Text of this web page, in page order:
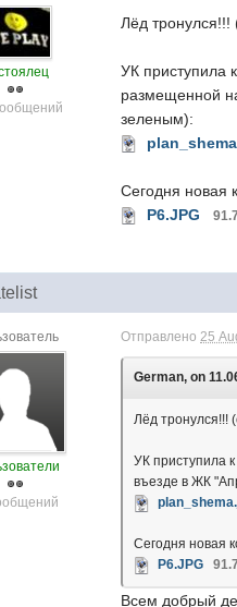
Лёд тронулся!!!
УК приступила
размещенной
зеленым):
Сегодня новая
P6.JPG
Отправлено25
German, on
Лёд тронулся!!!
УК приступила
въезде в ЖК
Сегодня новая
P6.JPG
Всем добрый